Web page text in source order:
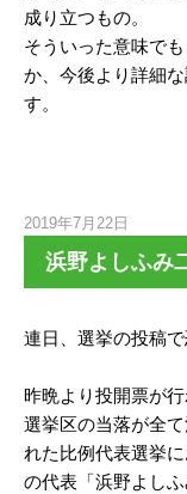
成り立つもの。
そういった意味で
か、今後より詳細
す。
2019年7月22日
浜野よしふみ
連日、選挙の投稿で
昨晩より投開票が
選挙区の当落が全
れた比例代表選挙
の代表「浜野よし